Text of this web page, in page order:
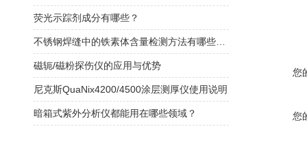
您
您
荧光示踪剂成分有哪些？
磁轭/磁粉探伤仪的应用与优势
尼克斯QuaNix4200/4500涂层测厚仪使用说明
暗箱式紫外分析仪都能用在哪些领域？